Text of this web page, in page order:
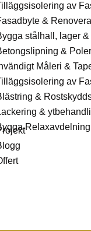
av
&
stålhall, lager
&
Måleri &
av
&
&